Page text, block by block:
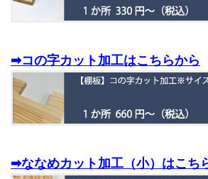
➡コの字カット加工はこちらから
➡ななめカット加工（小）はこち